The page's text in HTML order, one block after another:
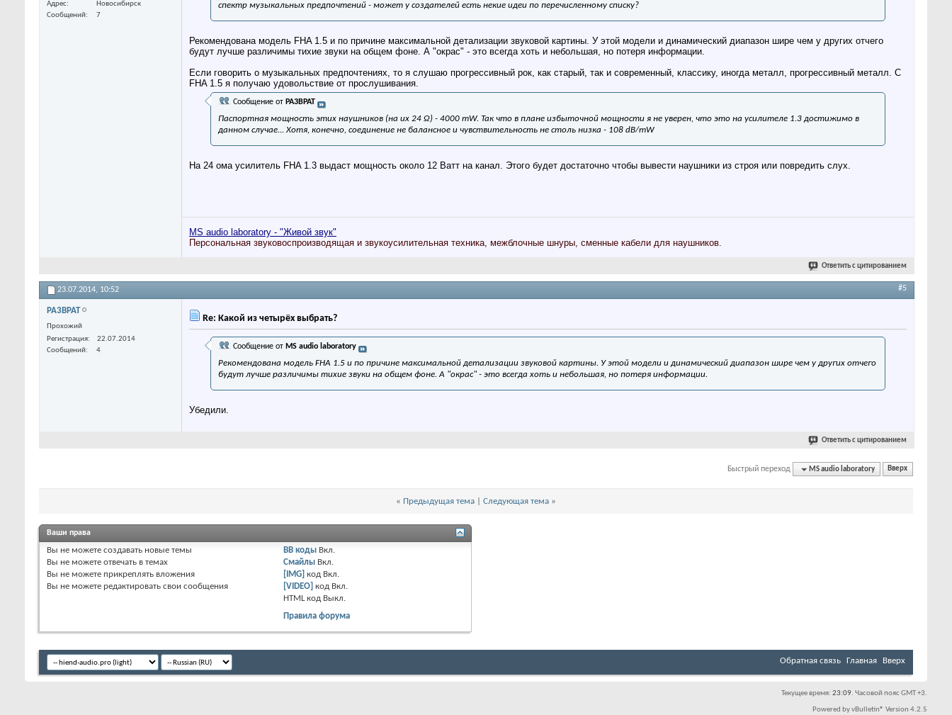
Адрес
Новосибирск
Сообщений
7
спектр музыкальных предпочтений - может у создателей есть некие идеи по перечисленному списку?
Рекомендована модель FHA 1.5 и по причине максимальной детализации звуковой картины. У этой модели и динамический диапазон шире чем у других отчего
будут лучше различимы тихие звуки на общем фоне. А "окрас" - это всегда хоть и небольшая, но потеря информации.
Если говорить о музыкальных предпочтениях, то я слушаю прогрессивный рок, как старый, так и современный, классику, иногда металл, прогрессивный металл. C
FHA 1.5 я получаю удовольствие от прослушивания.
Сообщение от PA3BPAT
Паспортная мощность этих наушников (на их 24 Ω) - 4000 mW. Так что в плане избыточной мощности я не уверен, что это на усилителе 1.3 достижимо в
данном случае... Хотя, конечно, соединение не балансное и чувствительность не столь низка - 108 dB/mW
На 24 ома усилитель FHA 1.3 выдаст мощность около 12 Ватт на канал. Этого будет достаточно чтобы вывести наушники из строя или повредить слух.
MS audio laboratory - "Живой звук"
Персональная звуковоспроизводящая и звукоусилительная техника, межблочные шнуры, сменные кабели для наушников.
Ответить с цитированием
23.07.2014, 10:52 #5
PA3BPAT
Прохожий
Регистрация
22.07.2014
Сообщений
4
Re: Какой из четырёх выбрать?
Сообщение от MS audio laboratory
Рекомендована модель FHA 1.5 и по причине максимальной детализации звуковой картины. У этой модели и динамический диапазон шире чем у других отчего
будут лучше различимы тихие звуки на общем фоне. А "окрас" - это всегда хоть и небольшая, но потеря информации.
Убедили.
Ответить с цитированием
Быстрый переход MS audio laboratory Вверх
« Предыдущая тема Следующая тема »
Ваши права
Вы не можете создавать новые темы
Вы не можете отвечать в темах
Вы не можете прикреплять вложения
Вы не можете редактировать свои сообщения
BB коды Вкл.
Смайлы Вкл.
[IMG] код Вкл.
[VIDEO] код Вкл.
HTML код Выкл.
Правила форума
Обратная связь Главная Вверх
Текущее время: 23:09. Часовой пояс GMT +3.
Powered byvBulletin® Version 4.2.5